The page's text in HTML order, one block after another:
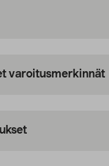
varoitusmerkinnät